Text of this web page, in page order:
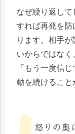
なぜ繰り返して
すれば再発を防
ります。相手
いからではなく
「もう一度信
動を続けること
怒りの奥